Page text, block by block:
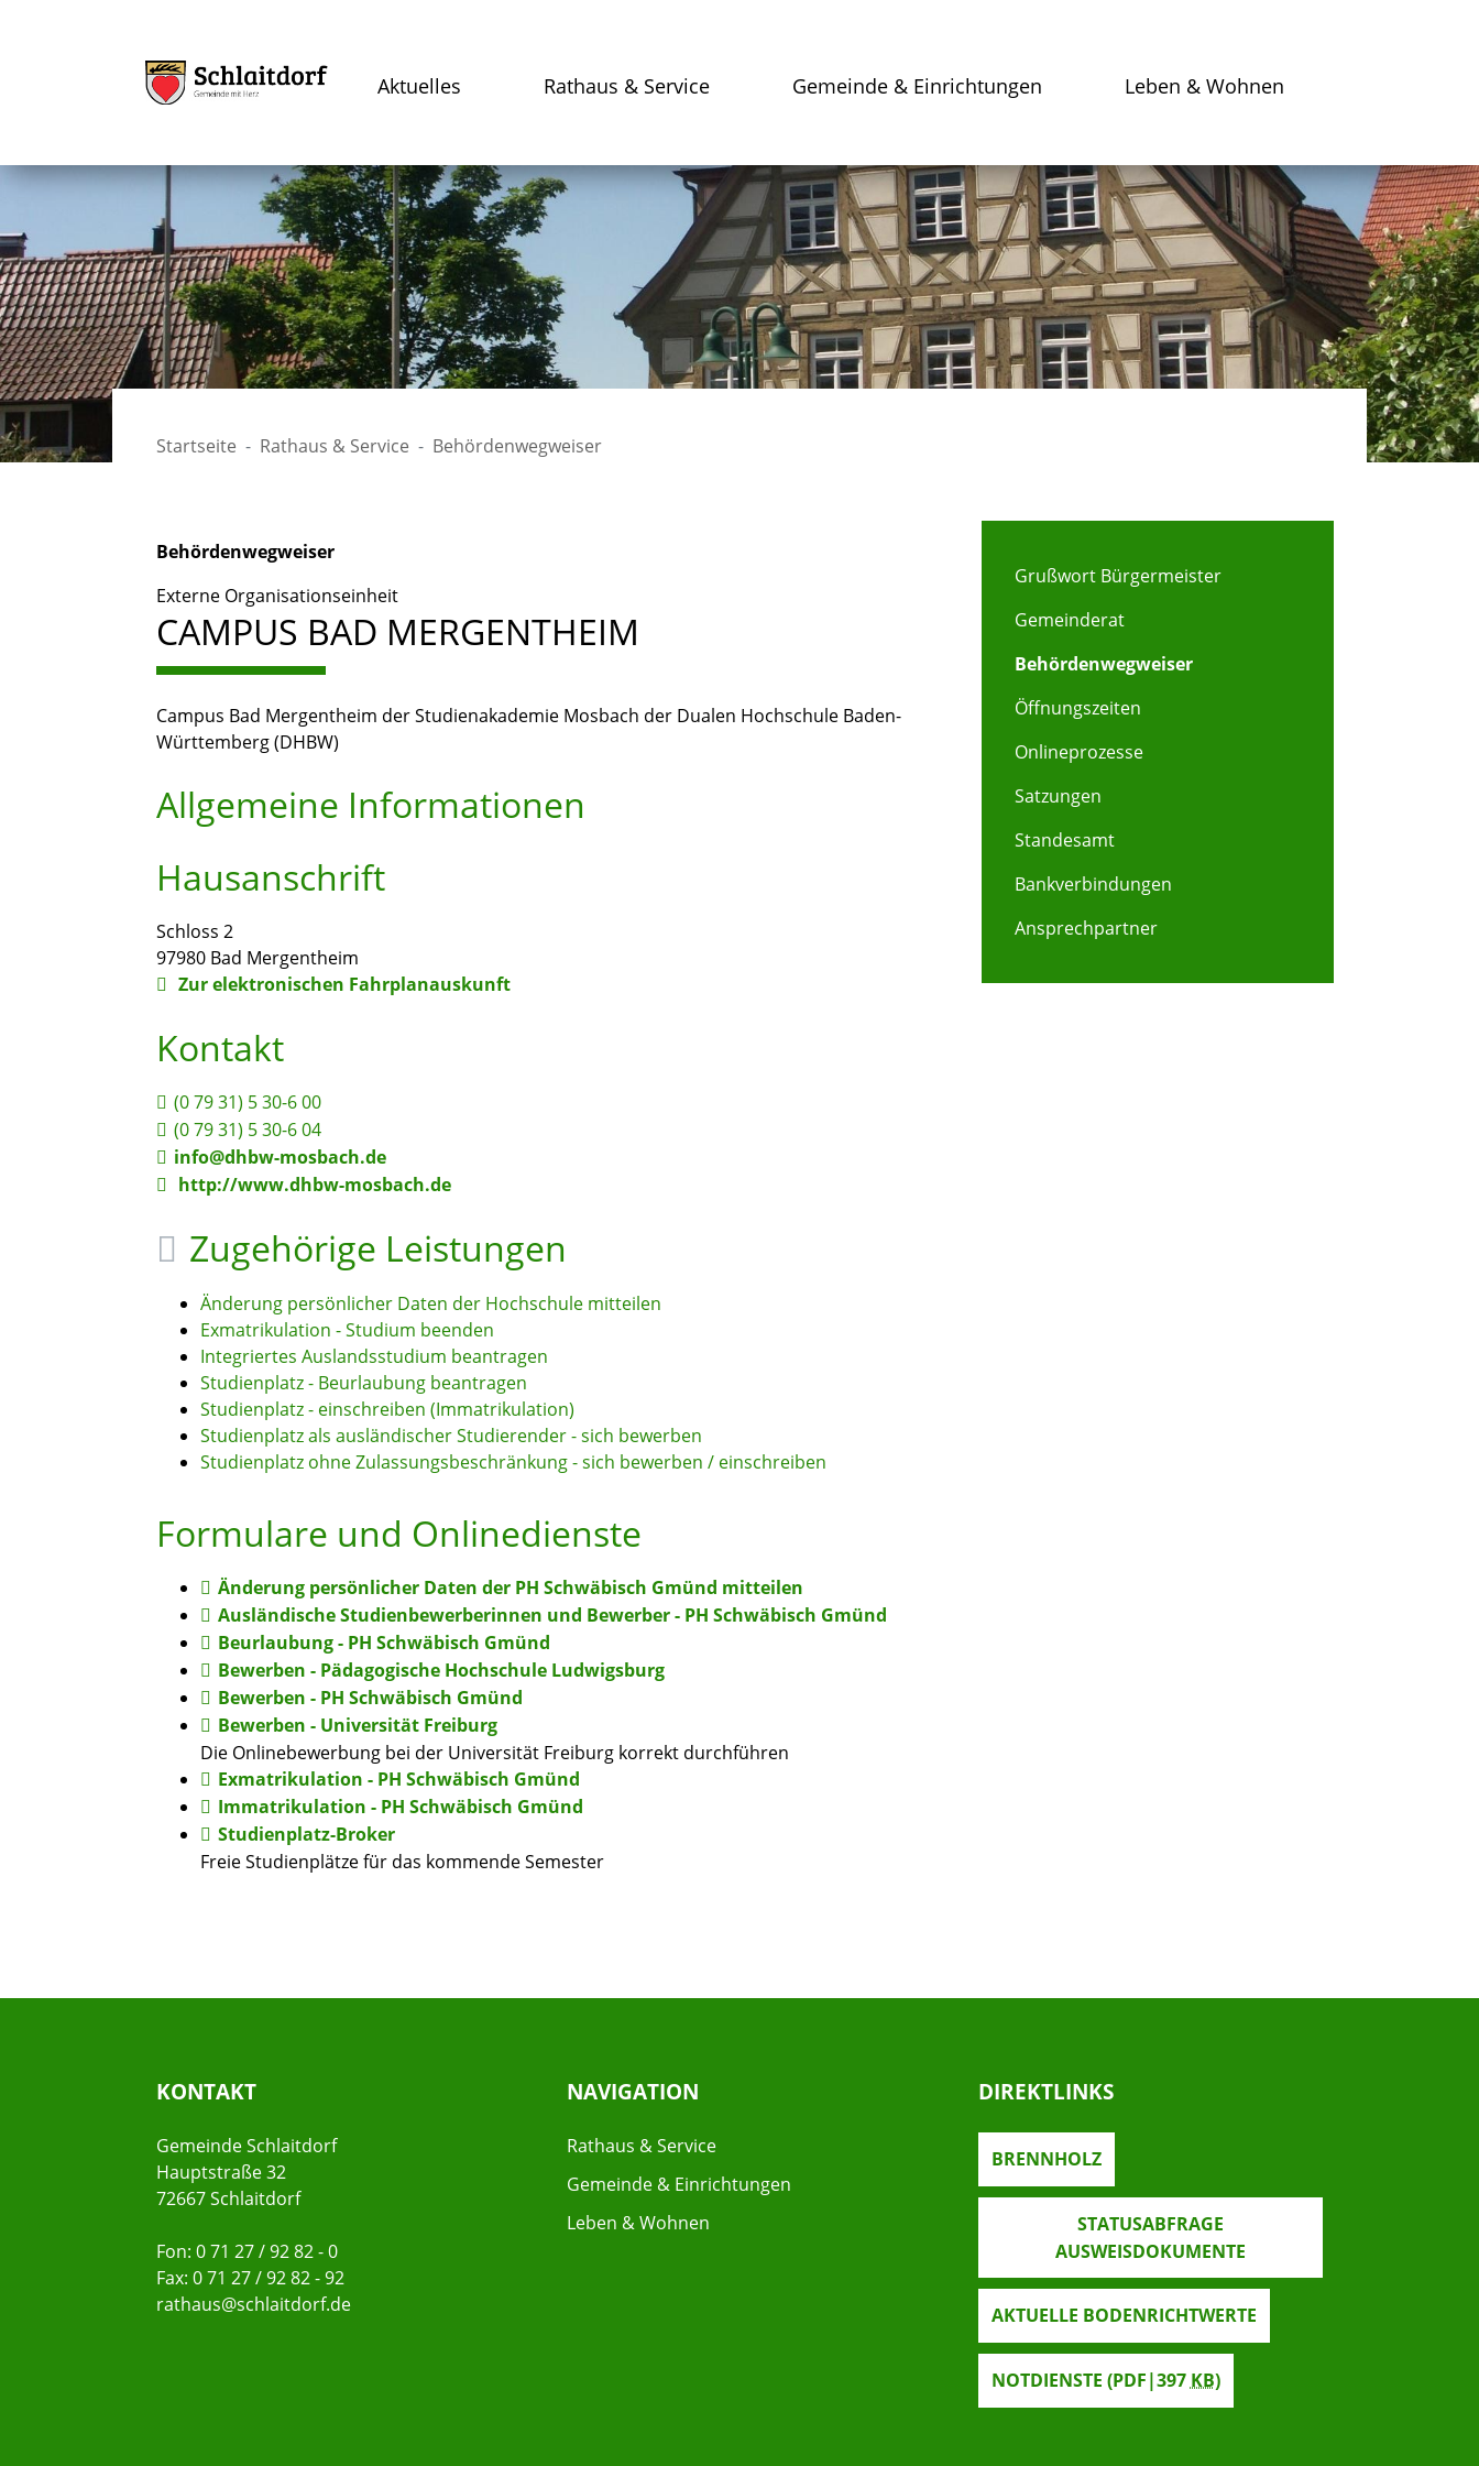
Aktuelles Rathaus & Service Gemeinde & Einrichtungen Leben & Wohnen
Startseite Rathaus & Service Behördenwegweiser
Behördenwegweiser
Externe Organisationseinheit
CAMPUS BAD MERGENTHEIM
Campus Bad Mergentheim der Studienakademie Mosbach der Dualen Hochschule Baden-
Württemberg (DHBW)
Allgemeine Informationen
Hausanschrift
Schloss 2
97980 Bad Mergentheim
Zur elektronischen Fahrplanauskunft
Kontakt
(0 79 31) 5 30-6 00
(0 79 31) 5 30-6 04
info@dhbw-mosbach.de
http://www.dhbw-mosbach.de
Zugehörige Leistungen
Änderung persönlicher Daten der Hochschule mitteilen
Exmatrikulation - Studium beenden
Integriertes Auslandsstudium beantragen
Studienplatz - Beurlaubung beantragen
Studienplatz - einschreiben (Immatrikulation)
Studienplatz als ausländischer Studierender - sich bewerben
Studienplatz ohne Zulassungsbeschränkung - sich bewerben / einschreiben
Formulare und Onlinedienste
Änderung persönlicher Daten der PH Schwäbisch Gmünd mitteilen
Ausländische Studienbewerberinnen und Bewerber - PH Schwäbisch Gmünd
Beurlaubung - PH Schwäbisch Gmünd
Bewerben - Pädagogische Hochschule Ludwigsburg
Bewerben - PH Schwäbisch Gmünd
Bewerben - Universität Freiburg
Die Onlinebewerbung bei der Universität Freiburg korrekt durchführen
Exmatrikulation - PH Schwäbisch Gmünd
Immatrikulation - PH Schwäbisch Gmünd
Studienplatz-Broker
Freie Studienplätze für das kommende Semester
Grußwort Bürgermeister
Gemeinderat
Behördenwegweiser
Öffnungszeiten
Onlineprozesse
Satzungen
Standesamt
Bankverbindungen
Ansprechpartner
KONTAKT
Gemeinde Schlaitdorf
Hauptstraße 32
72667 Schlaitdorf
Fon: 0 71 27 / 92 82 - 0
Fax: 0 71 27 / 92 82 - 92
rathaus@schlaitdorf.de
NAVIGATION
Rathaus & Service
Gemeinde & Einrichtungen
Leben & Wohnen
DIREKTLINKS
BRENNHOLZ
STATUSABFRAGE
AUSWEISDOKUMENTE
AKTUELLE BODENRICHTWERTE
NOTDIENSTE (PDF|397KB)